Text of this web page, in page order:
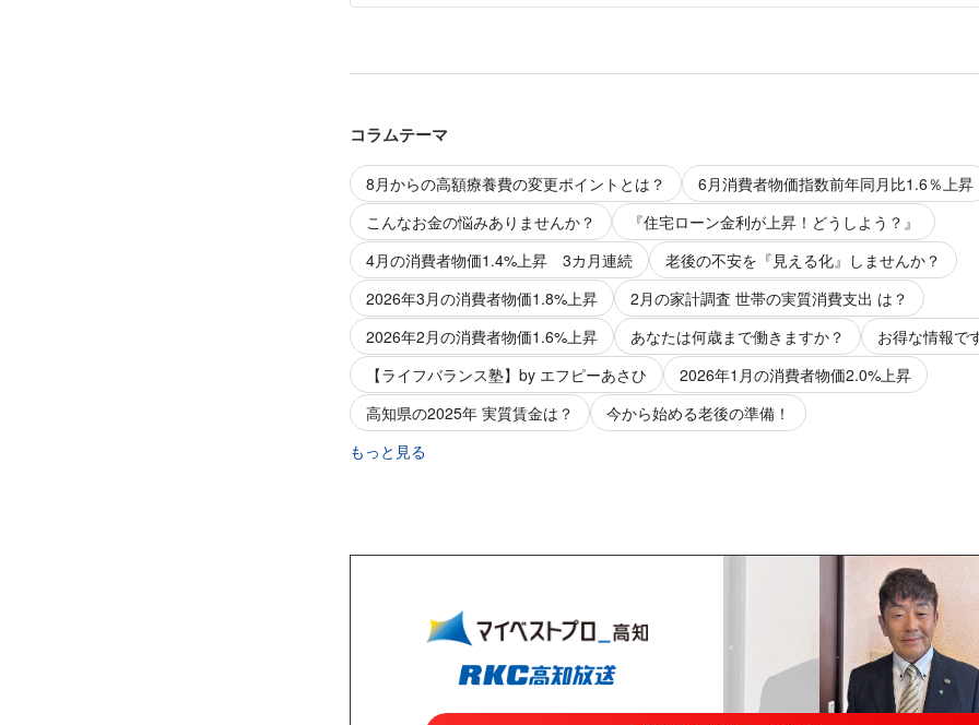
コラムテーマ
8月からの高額療養費の変更ポイントとは？
6月消費者物価指数前年同月比1.6％上昇
こんなお金の悩みありませんか？
『住宅ローン金利が上昇！どうしよう？』
4月の消費者物価1.4%上昇 3カ月連続
老後の不安を『見える化』しませんか？
2026年3月の消費者物価1.8%上昇
2月の家計調査 世帯の実質消費支出 は？
2026年2月の消費者物価1.6%上昇
あなたは何歳まで働きますか？
お得な情報で
【ライフバランス塾】by エフピーあさひ
2026年1月の消費者物価2.0%上昇
高知県の2025年 実質賃金は？
今から始める老後の準備！
もっと見る